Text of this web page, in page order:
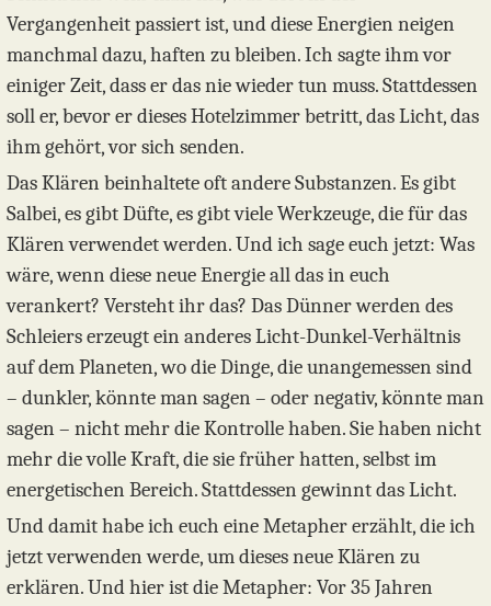
Vergangenheit passiert ist, und diese Energien neigen
manchmal dazu, haften zu bleiben. Ich sagte ihm vor
einiger Zeit, dass er das nie wieder tun muss. Stattdessen
soll er, bevor er dieses Hotelzimmer betritt, das Licht, das
ihm gehört, vor sich senden.
Das Klären beinhaltete oft andere Substanzen. Es gibt
Salbei, es gibt Düfte, es gibt viele Werkzeuge, die für das
Klären verwendet werden. Und ich sage euch jetzt: Was
wäre, wenn diese neue Energie all das in euch
verankert? Versteht ihr das? Das Dünner werden des
Schleiers erzeugt ein anderes Licht-Dunkel-Verhältnis
auf dem Planeten, wo die Dinge, die unangemessen sind
– dunkler, könnte man sagen – oder negativ, könnte man
sagen – nicht mehr die Kontrolle haben. Sie haben nicht
mehr die volle Kraft, die sie früher hatten, selbst im
energetischen Bereich. Stattdessen gewinnt das Licht.
Und damit habe ich euch eine Metapher erzählt, die ich
jetzt verwenden werde, um dieses neue Klären zu
erklären. Und hier ist die Metapher: Vor 35 Jahren